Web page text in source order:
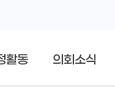
활동 의회소식